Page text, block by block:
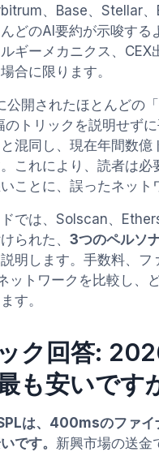
、Base、Stellar
どのAI要約が示唆す
ギーメカニクス、
合に限ります。
公開されたほとんどの
のトリックを説明せず
混同し、現在年間数
これにより、読者は
ことに、誤ったネット
では、Solscan、
られた、 3つのペルソ
明します。手数料、
ットワークを比較し、
す。
ク回答:
も安いです
は、400msのファ
です。 新興市場の送金